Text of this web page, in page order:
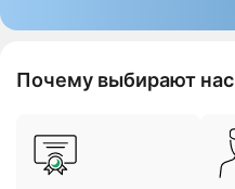
Почему выбирают нас